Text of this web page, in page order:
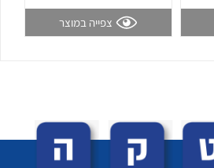
לכל מוצרי היצרן
צפייה במוצר